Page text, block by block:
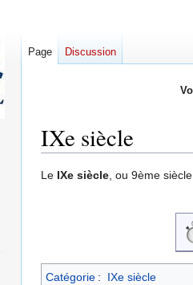
IXe siècle
Aller
Aller
Le IXe siècle, ou 9ème
Catégorie : IXe siècle
Page Discussion